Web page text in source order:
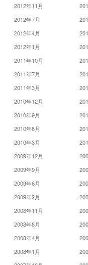
2012年11月
2012年7月
2012年4月
2012年1月
2011年10月
2011年7月
2011年3月
2010年12月
2010年9月
2010年6月
2010年3月
2009年12月
2009年9月
2009年6月
2009年2月
2008年11月
2008年8月
2008年4月
2008年1月